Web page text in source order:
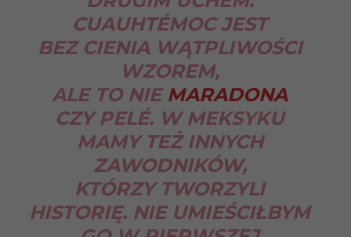
CUAUHTÉMOC JEST
BEZ CIENIA WĄTPLIWOŚCI
WZOREM,
ALE TO NIE MARADONA
CZY PELÉ. W MEKSYKU
MAMY TEŻ INNYCH
ZAWODNIKÓW,
KTÓRZY TWORZYLI
HISTORIĘ. NIE UMIEŚCIŁBYM